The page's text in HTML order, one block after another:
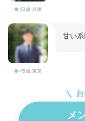
43歳 兵庫
45歳 東京
甘い
メ